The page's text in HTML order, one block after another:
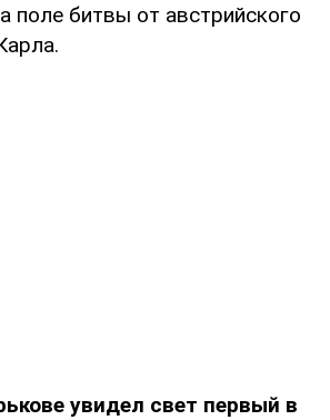
поле битвы от австрийского
увидел свет первый в